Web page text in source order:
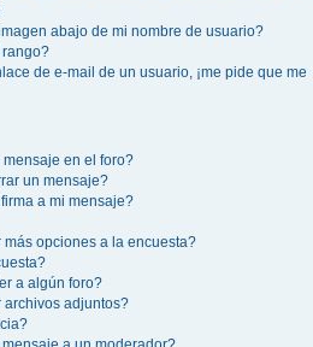
abajo de mi nombre de usuario?
de e-mail de un usuario, ¡me pide que me
en el foro?
un mensaje?
a mi mensaje?
opciones a la encuesta?
a algún foro?
adjuntos?